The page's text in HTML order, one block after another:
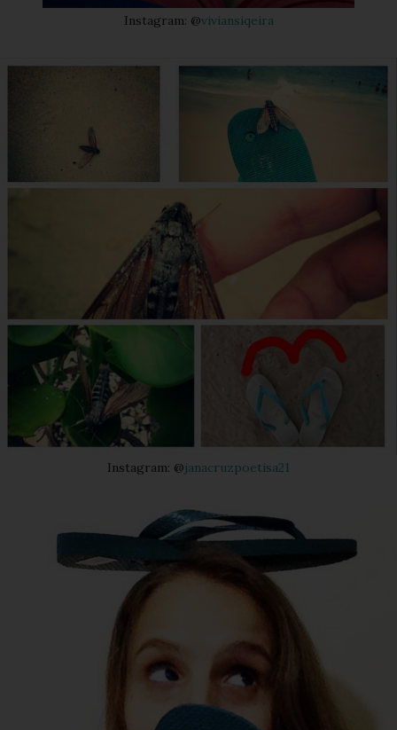
Instagram: @viviansiqeira
Instagram: @janacruzpoetisa21